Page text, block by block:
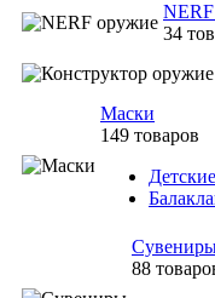
34
Маски
149 товаров
88